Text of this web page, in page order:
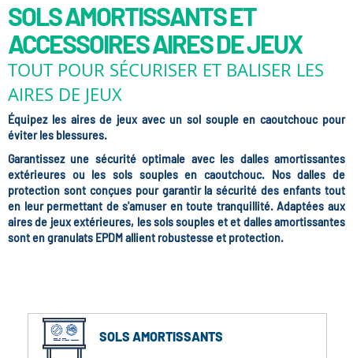
SOLS AMORTISSANTS ET
ACCESSOIRES AIRES DE JEUX
TOUT POUR SÉCURISER ET BALISER LES
AIRES DE JEUX
Équipez les aires de jeux avec un sol souple en caoutchouc pour
éviter les blessures.
Garantissez une sécurité optimale avec les dalles amortissantes
extérieures ou les sols souples en caoutchouc. Nos dalles de
protection sont conçues pour garantir la sécurité des enfants tout
en leur permettant de s'amuser en toute tranquillité. Adaptées aux
aires de jeux extérieures, les sols souples et et dalles amortissantes
sont en granulats EPDM allient robustesse et protection.
SOLS AMORTISSANTS